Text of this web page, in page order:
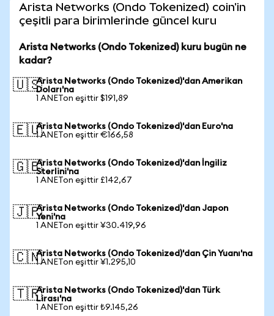
Arista Networks (Ondo Tokenized) coin'in
çeşitli para birimlerinde güncel kuru
Arista Networks (Ondo Tokenized) kuru bugün ne
kadar?
🇺🇸Arista Networks (Ondo Tokenized)'dan Amerikan
Doları'na
1 ANETon eşittir $191,89
🇪🇺Arista Networks (Ondo Tokenized)'dan Euro'na
1 ANETon eşittir €166,58
🇬🇧Arista Networks (Ondo Tokenized)'dan İngiliz
Sterlini'na
1 ANETon eşittir £142,67
🇯🇵Arista Networks (Ondo Tokenized)'dan Japon
Yeni'na
1 ANETon eşittir ¥30.419,96
🇨🇳Arista Networks (Ondo Tokenized)'dan Çin Yuanı'na
1 ANETon eşittir ¥1.295,10
🇹🇷Arista Networks (Ondo Tokenized)'dan Türk
Lirası'na
1 ANETon eşittir ₺9.145,26